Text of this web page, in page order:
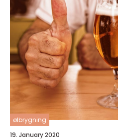
ølbrygning
19. January 2020